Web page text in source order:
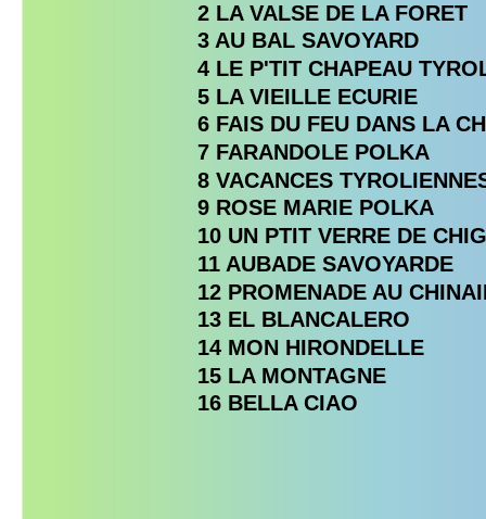
2 LA VALSE DE LA FORET
3 AU BAL SAVOYARD
4 LE P'TIT CHAPEAU
5 LA VIEILLE ECURIE
6 FAIS DU FEU DANS LA
7 FARANDOLE POLKA
8 VACANCES
9 ROSE MARIE POLKA
10 UN PTIT VERRE DE
11 AUBADE SAVOYARDE
12 PROMENADE AU
13 EL BLANCALERO
14 MON HIRONDELLE
15 LA MONTAGNE
16 BELLA CIAO